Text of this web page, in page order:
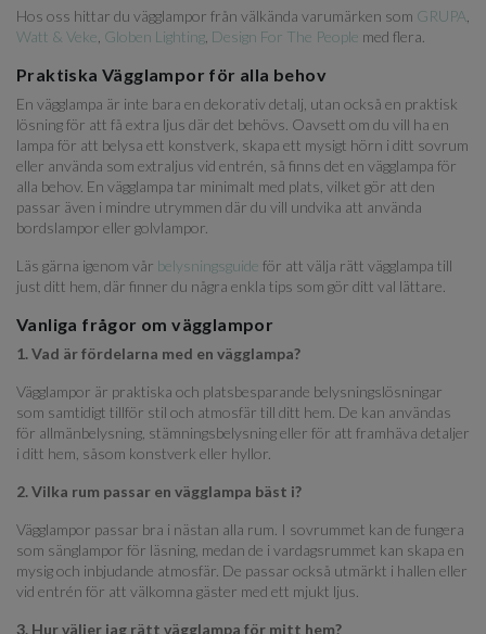
Hos oss hittar du vägglampor från välkända varumärken som GRUPA
Watt & Veke Globen Lighting Design For The People med flera.
Praktiska Vägglampor för alla behov
En vägglampa är inte bara en dekorativ detalj, utan också en praktisk
lösning för att få extra ljus där det behövs. Oavsett om du vill ha en
lampa för att belysa ett konstverk, skapa ett mysigt hörn i ditt sovrum
eller använda som extraljus vid entrén, så finns det en vägglampa för
alla behov. En vägglampa tar minimalt med plats, vilket gör att den
passar även i mindre utrymmen där du vill undvika att använda
bordslampor eller golvlampor.
Läs gärna igenom vår belysningsguide för att välja rätt vägglampa till
just ditt hem, där finner du några enkla tips som gör ditt val lättare.
Vanliga frågor om vägglampor
1. Vad är fördelarna med en vägglampa?
Vägglampor är praktiska och platsbesparande belysningslösningar
som samtidigt tillför stil och atmosfär till ditt hem. De kan användas
för allmänbelysning, stämningsbelysning eller för att framhäva detaljer
i ditt hem, såsom konstverk eller hyllor.
2. Vilka rum passar en vägglampa bäst i?
Vägglampor passar bra i nästan alla rum. I sovrummet kan de fungera
som sänglampor för läsning, medan de i vardagsrummet kan skapa en
mysig och inbjudande atmosfär. De passar också utmärkt i hallen eller
vid entrén för att välkomna gäster med ett mjukt ljus.
3. Hur väljer jag rätt vägglampa för mitt hem?